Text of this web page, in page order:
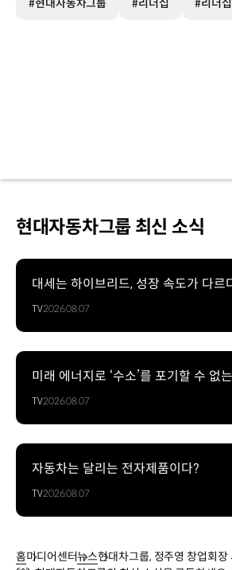
#현대자동차그룹 #리더십 #리더
현대자동차그룹 최신 소식
대세는 하이브리드, 성장 속도가 다르
TV2026.08.07
미래 에너지로 ‘수소’를 포기할 수 없
TV2026.08.07
자동차는 달리는 전자제품이다?
TV2026.08.07
홈미디어센터뉴스현대차그룹, 정주영 창업회